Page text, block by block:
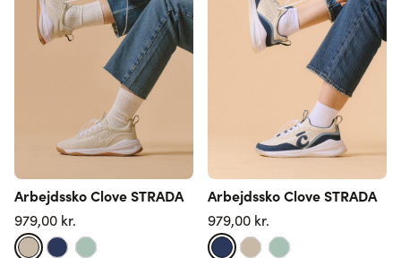
Arbejdssko Clove STRADA
979,00 kr.
Arbejdssko Clove STRADA
979,00 kr.